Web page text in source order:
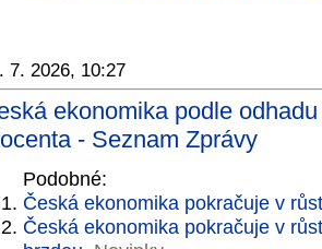
7. 2026, 10:27
ekonomika podle
- Seznam Zprávy
Podobné:
Česká ekonomika pokračuje v
Česká ekonomika pokračuje v